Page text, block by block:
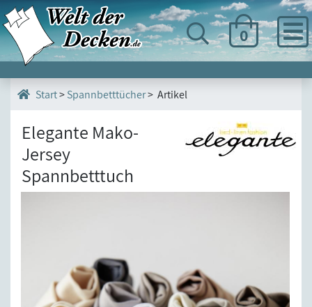
0
Start>Spannbetttücher> Artikel
Elegante Mako-
Jersey
Spannbetttuch